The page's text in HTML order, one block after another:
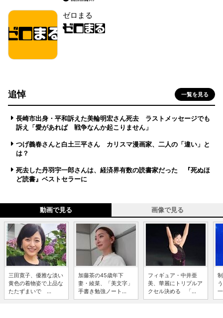
ゼロまる
追悼 一覧を見る
長崎市出身・平和訴えた美輪明宏さん死去 ラストメッセージでも
訴え「愛があれば 戦争なんか起こりません」
つげ義春さんと白土三平さん カリスマ漫画家、二人の「違い」と
は？
死去した丹羽宇一郎さんは、経済界有数の読書家だった 『死ぬほ
ど読書』ベストセラーに
動画で見る 画像で見る
三田寛子、優雅な淡い
黄色の着物姿で上品な
たたずまいで ...
加藤茶の45歳年下
妻・綾菜、「美文字」
手書き勉強ノート...
フィギュア・中井亜
美、華麗にトリプルア
クセル決める 「...